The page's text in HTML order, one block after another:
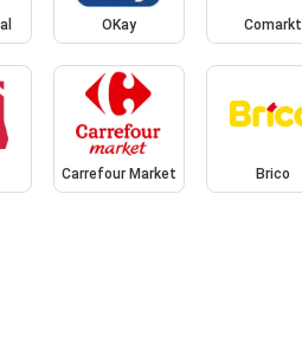
OKay Comarkt
Carrefour Market Brico